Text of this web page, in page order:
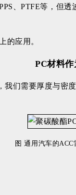
、PTFE等，但
的应用。
PC材料
们需要厚度与
图 通用汽车的